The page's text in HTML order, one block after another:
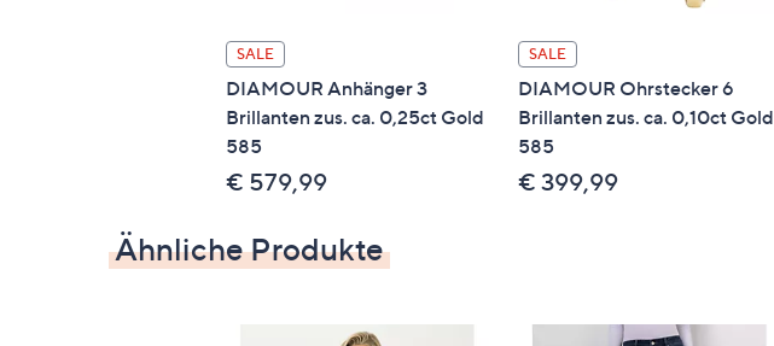
SALE
DIAMOUR Anhänger 3
Brillanten zus. ca. 0,25ct Gold
585
€ 579,99
SALE
DIAMOUR Ohrstecker 6
Brillanten zus. ca. 0,10ct Gold
585
€ 399,99
Ähnliche Produkte